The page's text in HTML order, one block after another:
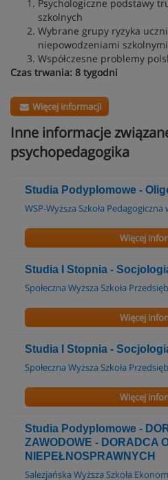
Psychologiczne podstawy
szkolnych
Wybrane grupy ryzyka
niepowodzeniami szkolnymi
Współczesne problemy
Czas trwania: 8 tygodni
Więcej informacji
Inne informacje
psychopedagogika
Studia Podyplomowe -
WSP-Wyższa Szkoła Pedagogiczna
Więcej
Studia I Stopnia -
Społeczna Wyższa Szkoła
Więcej
Studia I Stopnia -
Społeczna Wyższa Szkoła
Więcej
Studia Podyplomowe -
ZAWODOWE - DORADCA
NIEPEŁNOSPRAWNYCH
Salezjańska Wyższa Szkoła